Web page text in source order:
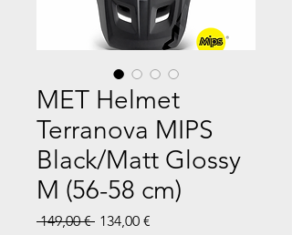
MET Helmet
Terranova MIPS
Black/Matt Glossy
M (56-58 cm)
149,00 € Normaali
134,00 €